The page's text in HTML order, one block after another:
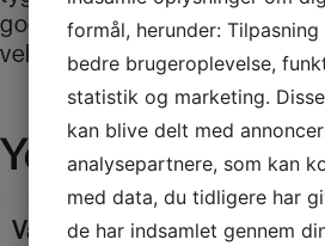
god tyggetid og fokus på
velsmagende snack.
Yderligere
Vægt 0,360 kg
formål, herunder:
bedre brugeroplevelse,
statistik og marketing.
kan blive delt med
analysepartnere, som kan
med data, du tidligere har
de har indsamlet gennem